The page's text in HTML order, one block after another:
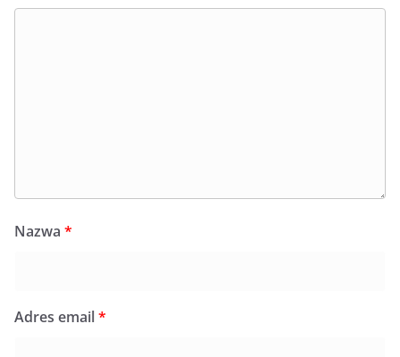
Nazwa *
Adres email*